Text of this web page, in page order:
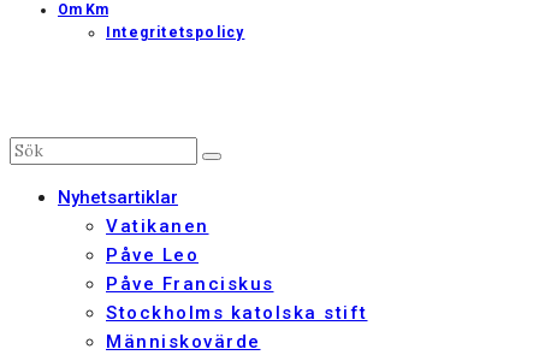
Om Km
Integritetspolicy
Nyhetsartiklar
Vatikanen
Påve Leo
Påve Franciskus
Stockholms katolska stift
Människovärde